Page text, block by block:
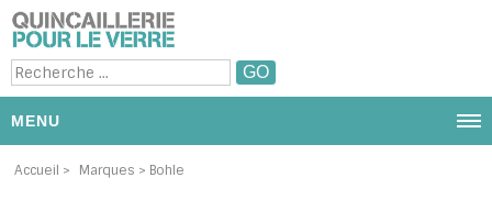
MENU
NOUS CONTACTER
Accueil > Marques > Bohle